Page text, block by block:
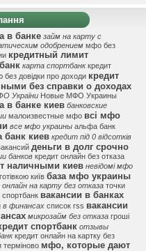
в банке займ на карту с
одобрением мфо без
кредитный лимит
карта спортбанк кредит
без довідки про доходи кредит
без справки о доходах
України Новые МФО Украины
в банке киев банковские
малоизвестные мфо всі мфо
все мфо украины альфа банк
банк киев кредит під 0 відсотків
деньги в долг срочно
банков кредит онлайн без отказа
наличными киев невідомі мфо
київ база мфо украины
на карту без отказа точки
вакансии в банках
в финансах список rss вакансии
микрозайм без отказа гроші
спортбанк отзывы
кредит онлайн на картку без
терміново мфо, которые дают